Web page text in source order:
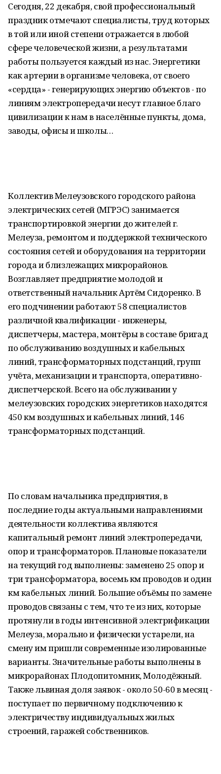
Сегодня, 22 декабря, свой профессиональный
праздник отмечают специалисты, труд которых
в той или иной степени отражается в любой
сфере человеческой жизни, а результатами
работы пользуется каждый из нас. Энергетики
как артерии в организме человека, от своего
«сердца» - генерирующих энергию объектов - по
линиям электропередачи несут главное благо
цивилизации к нам в населённые пункты, дома,
заводы, офисы и школы…
Коллектив Мелеузовского городского района
электрических сетей (МГРЭС) занимается
транспортировкой энергии до жителей г.
Мелеуза, ремонтом и поддержкой технического
состояния сетей и оборудования на территории
города и близлежащих микрорайонов.
Возглавляет предприятие молодой и
ответственный начальник Артём Сидоренко. В
его подчинении работают 58 специалистов
различной квалификации - инженеры,
диспетчеры, мастера, монтёры в составе бригад
по обслуживанию воздушных и кабельных
линий, трансформаторных подстанций, групп
учёта, механизации и транспорта, оперативно-
диспетчерской. Всего на обслуживании у
мелеузовских городских энергетиков находятся
450 км воздушных и кабельных линий, 146
трансформаторных подстанций.
По словам начальника предприятия, в
последние годы актуальными направлениями
деятельности коллектива являются
капитальный ремонт линий электропередачи,
опор и трансформаторов. Плановые показатели
на текущий год выполнены: заменено 25 опор и
три трансформатора, восемь км проводов и один
км кабельных линий. Большие объёмы по замене
проводов связаны с тем, что те из них, которые
протянули в годы интенсивной электрификации
Мелеуза, морально и физически устарели, на
смену им пришли современные изолированные
варианты. Значительные работы выполнены в
микрорайонах Плодопитомник, Молодёжный.
Также львиная доля заявок - около 50-60 в месяц -
поступает по первичному подключению к
электричеству индивидуальных жилых
строений, гаражей собственников.